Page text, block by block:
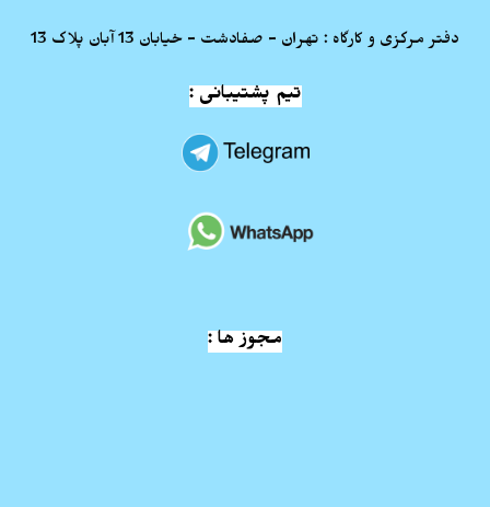
دفتر مرکزی و کارگاه : تهران - صفادشت - خیابان 13 آبان پلاک 13
تیم پشتیبانی :
مجوز ها :